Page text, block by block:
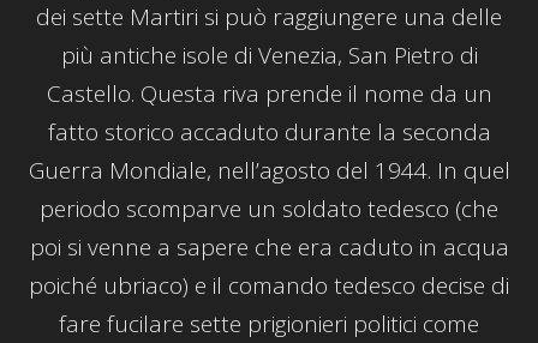
dei sette Martiri si può raggiungere una delle
più antiche isole di Venezia, San Pietro di
Castello. Questa riva prende il nome da un
fatto storico accaduto durante la seconda
Guerra Mondiale, nell’agosto del 1944. In quel
periodo scomparve un soldato tedesco (che
poi si venne a sapere che era caduto in acqua
poiché ubriaco) e il comando tedesco decise di
fare fucilare sette prigionieri politici come